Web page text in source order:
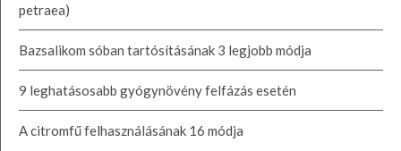
petraea)
Bazsalikom sóban tartósításának 3 legjobb módja
9 leghatásosabb gyógynövény felfázás esetén
A citromfű felhasználásának 16 módja